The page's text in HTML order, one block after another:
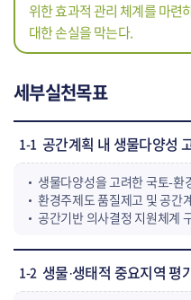
위한 효과적 관리 체계를 마련
대한 손실을 막는다.
세부실천목표
1-1 공간계획 내 생물다양성
생물다양성을 고려한 국토-환
환경주제도 품질제고 및 공간
공간기반 의사결정 지원체계
1-2 생물·생태적 중요지역 평